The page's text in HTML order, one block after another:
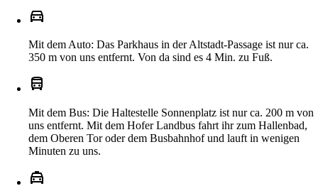
directions_car
Mit dem Auto: Das Parkhaus in der Altstadt-Passage ist nur ca.
350 m von uns entfernt. Von da sind es 4 Min. zu Fuß.
directions_bus
Mit dem Bus: Die Haltestelle Sonnenplatz ist nur ca. 200 m von
uns entfernt. Mit dem Hofer Landbus fahrt ihr zum Hallenbad,
dem Oberen Tor oder dem Busbahnhof und lauft in wenigen
Minuten zu uns.
local_taxi